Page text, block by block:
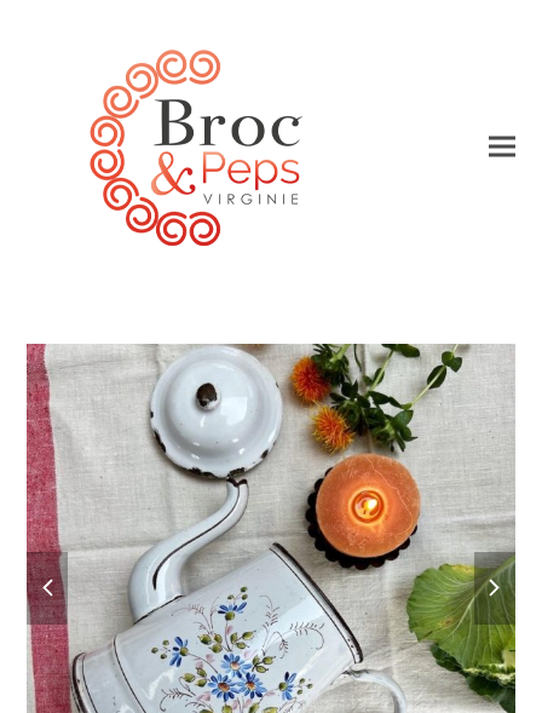
previous
slide
next
slide